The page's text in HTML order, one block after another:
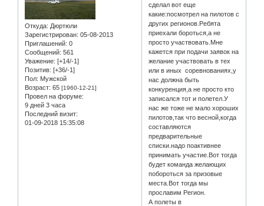
Откуда: Дюртюли
Зарегистрирован: 05-08-2013
Приглашений: 0
Сообщений: 561
Уважение: [+14/-1]
Позитив: [+36/-1]
Пол: Мужской
Возраст: 65 [1960-12-21]
Провел на форуме:
9 дней 3 часа
Последний визит:
01-09-2018 15:35:08
сделал вот еще
какие:посмотрел на пилотов с
других регионов.Ребята
приехали бороться,а не
просто участвовать.Мне
кажется при подачи заявок на
желание участвовать в тех
или в иных соревнованиях,у
нас должна быть
конкуренция,а не просто кто
записался тот и полетел.У
нас же тоже не мало хороших
пилотов,так что весной,когда
составляются
предварительные
списки.надо поактивнее
принимать участие.Вот тогда
будет команда желающих
побороться за призовые
места.Вот тогда мы
прославим Регион.
А полеты в